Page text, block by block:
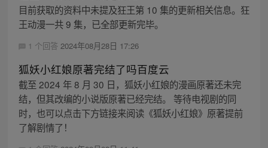
目前获取的资料中未提及狂王第 10 集的更新相关信息。狂
王动漫一共 9 集，已全部更新完毕。
1 个回答 2024年08月28日 17:26
狐妖小红娘原著完结了吗百度云
截至 2024 年 8 月 30 日，狐妖小红娘的漫画原著还未完
结，但其改编的小说版原著已经完结。 等待电视剧的同
时，也可以点击下方链接来阅读《狐妖小红娘》原著提前
了解剧情了！